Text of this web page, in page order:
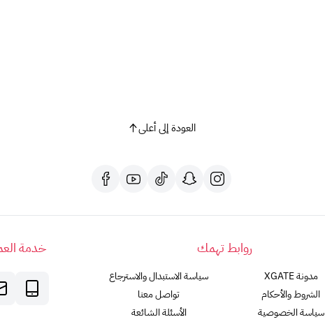
العودة إلى أعلى
روابط تهمك
مدونة XGATE
الشروط والأحكام
سياسة الخصوصية
سياسة الاستبدال والاسترجاع
تواصل معنا
الأسئلة الشائعة
خدمة